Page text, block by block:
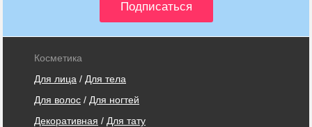
Косметика
Для лица / Для тела
Для волос / Для ногтей
Декоративная / Для тату